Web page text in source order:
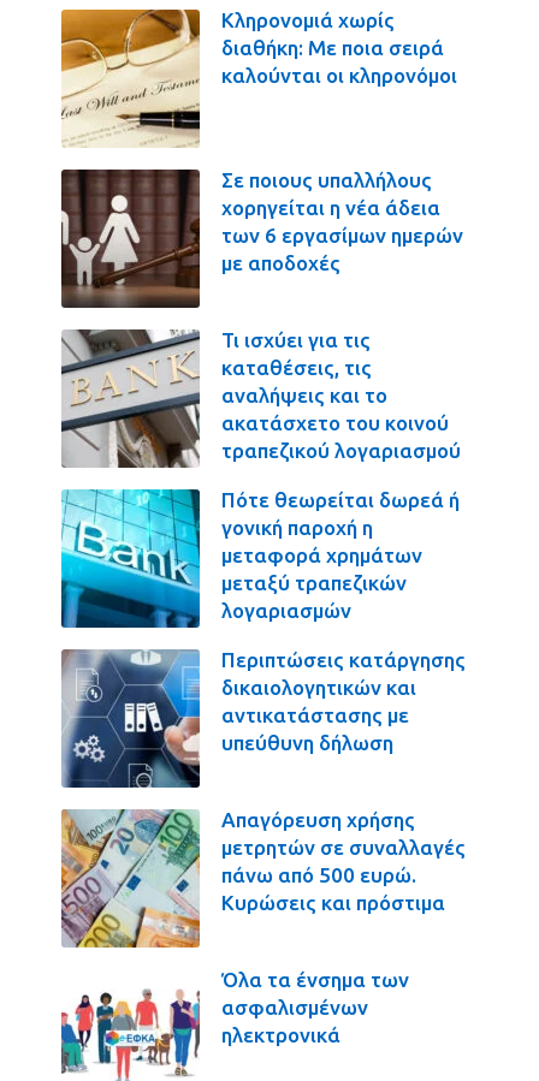
Κληρονομιά χωρίς
διαθήκη: Με ποια σειρά
καλούνται οι κληρονόμοι
Σε ποιους υπαλλήλους
χορηγείται η νέα άδεια
των 6 εργασίμων ημερών
με αποδοχές
Τι ισχύει για τις
καταθέσεις, τις
αναλήψεις και το
ακατάσχετο του κοινού
τραπεζικού λογαριασμού
Πότε θεωρείται δωρεά ή
γονική παροχή η
μεταφορά χρημάτων
μεταξύ τραπεζικών
λογαριασμών
Περιπτώσεις κατάργησης
δικαιολογητικών και
αντικατάστασης με
υπεύθυνη δήλωση
Απαγόρευση χρήσης
μετρητών σε συναλλαγές
πάνω από 500 ευρώ.
Κυρώσεις και πρόστιμα
Όλα τα ένσημα των
ασφαλισμένων
ηλεκτρονικά